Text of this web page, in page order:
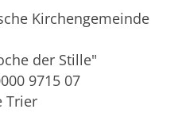
Kirchengemeinde
der Stille"
9715 07
Trier